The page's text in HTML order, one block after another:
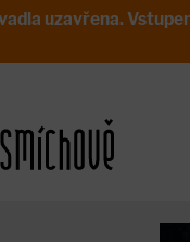
uzavřena.